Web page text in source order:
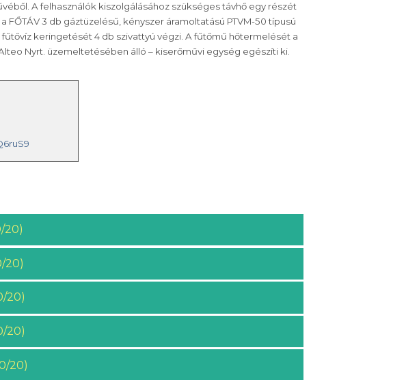
A felhasználók kiszolgálásához szükséges távhő egy részét
3 db gáztüzelésű, kényszer áramoltatású PTVM-50 típusú
keringetését 4 db szivattyú végzi. A fűtőmű hőtermelését a
Nyrt. üzemeltetésében álló – kiserőművi egység egészíti ki.
20)
20)
20)
20)
20)